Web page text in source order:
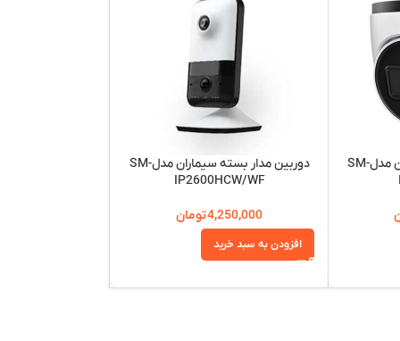
دوربین مدار بسته سیماران مدلSM-
دوربین مدار بسته سیماران مدلSM​-
IP2600HCW/WF
4,250,000تومان
افزودن به سبد خرید